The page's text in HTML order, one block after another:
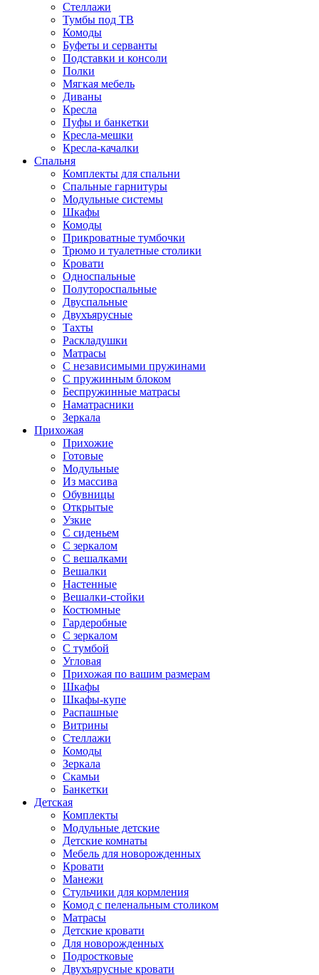
Стеллажи
Тумбы под ТВ
Комоды
Буфеты и серванты
Подставки и консоли
Полки
Мягкая мебель
Диваны
Кресла
Пуфы и банкетки
Кресла-мешки
Кресла-качалки
Спальня
Комплекты для спальни
Спальные гарнитуры
Модульные системы
Шкафы
Комоды
Прикроватные тумбочки
Трюмо и туалетные столики
Кровати
Односпальные
Полутороспальные
Двуспальные
Двухъярусные
Тахты
Раскладушки
Матрасы
С независимыми пружинами
С пружинным блоком
Беспружинные матрасы
Наматрасники
Зеркала
Прихожая
Прихожие
Готовые
Модульные
Из массива
Обувницы
Открытые
Узкие
С сиденьем
С зеркалом
С вешалками
Вешалки
Настенные
Вешалки-стойки
Костюмные
Гардеробные
С зеркалом
С тумбой
Угловая
Прихожая по вашим размерам
Шкафы
Шкафы-купе
Распашные
Витрины
Стеллажи
Комоды
Зеркала
Скамьи
Банкетки
Детская
Комплекты
Модульные детские
Детские комнаты
Мебель для новорожденных
Кровати
Манежи
Стульчики для кормления
Комод с пеленальным столиком
Матрасы
Детские кровати
Для новорожденных
Подростковые
Двухъярусные кровати